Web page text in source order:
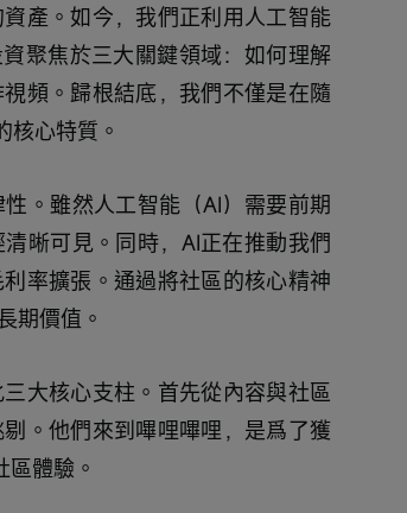
產。如今，我們正利用人工智能
聚焦於三大關鍵領域：如何理解
頻。歸根結底，我們不僅是在隨
核心特質。
。雖然人工智能（AI）需要前期
晰可見。同時，AI正在推動我們
率擴張。通過將社區的核心精神
期價值。
大核心支柱。首先從內容與社區
。他們來到嗶哩嗶哩，是爲了獲
體驗。